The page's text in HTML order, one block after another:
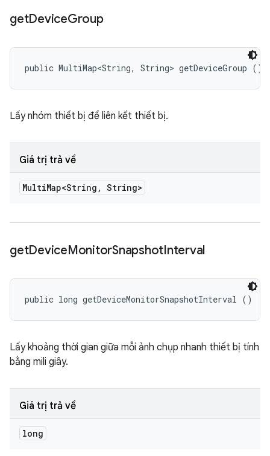
getDeviceGroup
public MultiMap<String, String> getDeviceGroup ()
Lấy nhóm thiết bị để liên kết thiết bị.
Giá trị trả về
MultiMap<String , String>
getDeviceMonitorSnapshotInterval
public long getDeviceMonitorSnapshotInterval ()
Lấy khoảng thời gian giữa mỗi ảnh chụp nhanh thiết bị tính
bằng mili giây.
Giá trị trả về
long